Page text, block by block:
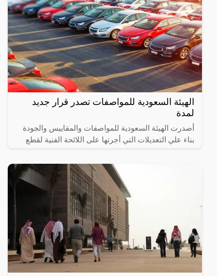
الهيئة السعودية للمواصفات تصدر قرار جديد
لمدة
أصدرت الهيئة السعودية للمواصفات والمقاييس والجودة
بناء علي التعديلات التي أجرتها على اللائحة الفنية لقطع